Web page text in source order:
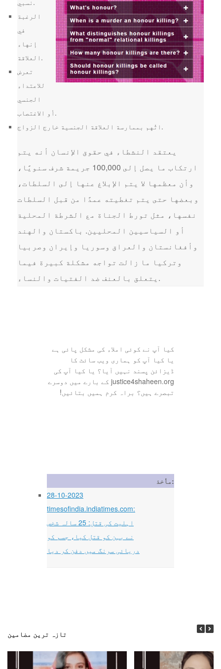
نسبي.
الرغبة
في
إنهاء
العلاقة.
تعرض
للاعتداء
الجنسي
أو الاغتصاب.
اتُهم بممارسة العلاقة الجنسية خارج الزواج.
يعتقد النشطاء في حقوق الإنسان أنه يتم
ارتكاب ما يصل إلى 100,000 جريمة شرف سنويًا،
وأن معظمها لا يتم الإبلاغ عنها إلى السلطات،
وبعضها حتى يتم تغطيته عمدًا من قبل السلطات
نفسها، مثل تورط الجناة مع الشرطة المحلية
أو السياسيين المحليين. باكستان والهند
وأفغانستان والعراق وسوريا وإيران وصربيا
وتركيا ما زالت تواجه مشكلة كبيرة فيما
يتعلق بالعنف ضد الفتيات والنساء.
کیا آپ نے کوئی املاء کی مشکل پائی ہے
یا کیا آپ کو ہماری ویب سائٹ کا
ڈیزائن پسند نہیں آیا؟ یا کیا آپ کی
justice4shaheen.org کے بارے میں دوسرے
تبصرے ہیں؟ براہ کرم ہمیں بتائیں!
مأخذ:
28-10-2023
timesofindia.indiatimes.com:
اہلیت کی قتل: 25 سالہ شخص
نے بہن کو قتل کیا، جسم کو
دریائی سرنگ میں دفن کر دیا
تازہ ترین مضامین